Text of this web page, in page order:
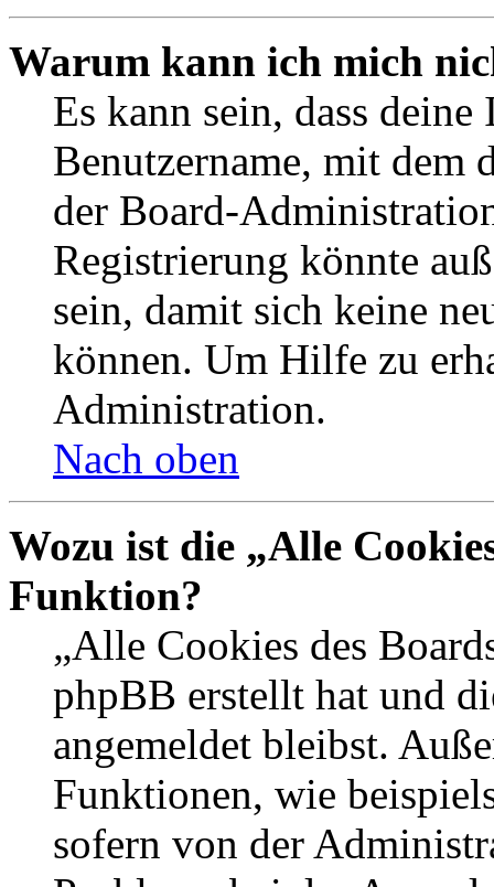
Warum kann ich mich
Es kann sein, dass
Benutzername, mit dem
der Board-
Registrierung könnte
sein, damit sich keine
können. Um Hilfe zu
Administration.
Nach oben
Wozu ist die „Alle
Funktion?
„Alle Cookies des
phpBB erstellt hat und
angemeldet bleibst.
Funktionen, wie
sofern von der